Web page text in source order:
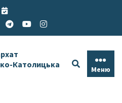
Католицька
Меню